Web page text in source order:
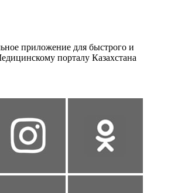
приложение для быстрого и
порталу Казахстана